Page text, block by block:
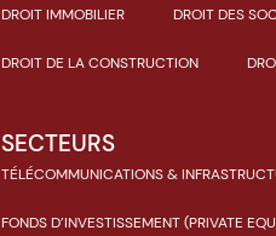
DROIT IMMOBILIER DROIT DES
DROIT DE LA CONSTRUCTION
SECTEURS
TÉLÉCOMMUNICATIONS &
FONDS D’INVESTISSEMENT (PRIVATE